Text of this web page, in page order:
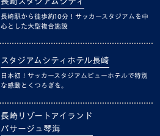
長崎駅から徒歩約10分！サッカースタジアムを中
心とした大型複合施設
スタジアムシティホテル長崎
日本初！サッカースタジアムビューホテルで特別
な感動とくつろぎを。
長崎リゾートアイランド
パサージュ琴海